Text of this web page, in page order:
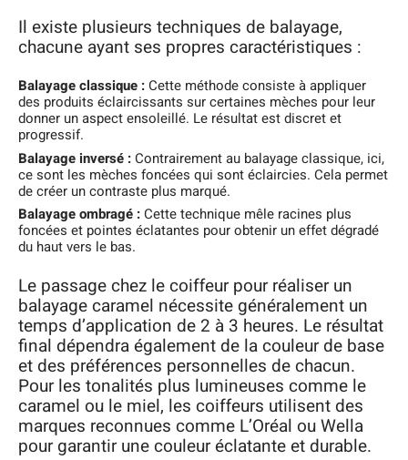
Il existe plusieurs techniques de balayage,
chacune ayant ses propres caractéristiques :
Balayage classique :Cette méthode consiste à appliquer
des produits éclaircissants sur certaines mèches pour leur
donner un aspect ensoleillé. Le résultat est discret et
progressif.
Balayage inversé :Contrairement au balayage classique, ici,
ce sont les mèches foncées qui sont éclaircies. Cela permet
de créer un contraste plus marqué.
Balayage ombragé :Cette technique mêle racines plus
foncées et pointes éclatantes pour obtenir un effet dégradé
du haut vers le bas.
Le passage chez le coiffeur pour réaliser un
balayage caramel nécessite généralement un
temps d’application de 2 à 3 heures. Le résultat
final dépendra également de la couleur de base
et des préférences personnelles de chacun.
Pour les tonalités plus lumineuses comme le
caramel ou le miel, les coiffeurs utilisent des
marques reconnues comme L’Oréal ou Wella
pour garantir une couleur éclatante et durable.